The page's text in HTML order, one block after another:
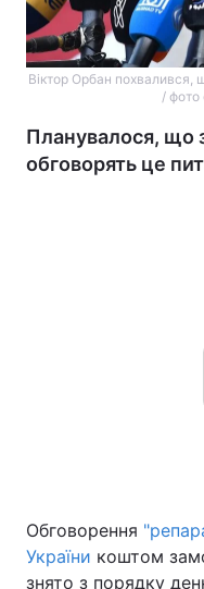
Віктор Орбан похвалився,
/ фото
Планувалося, що
обговорять це
Обговорення
України коштом
знято з порядку